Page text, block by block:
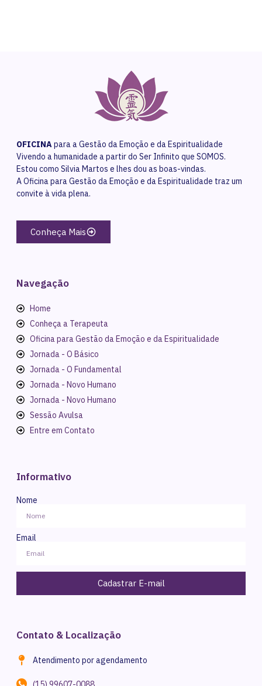
OFICINApara a Gestão da Emoção e da Espiritualidade
Vivendo a humanidade a partir do Ser Infinito que SOMOS.
Estou como Silvia Martos e lhes dou as boas-vindas.
A Oficina para Gestão da Emoção e da Espiritualidade traz um
convite à vida plena.
Conheça Mais
Navegação
Home
Conheça a Terapeuta
Oficina para Gestão da Emoção e da Espiritualidade
Jornada - O Básico
Jornada - O Fundamental
Jornada - Novo Humano
Jornada - Novo Humano
Sessão Avulsa
Entre em Contato
Informativo
Nome
Email
Cadastrar E-mail
Contato & Localização
Atendimento por agendamento